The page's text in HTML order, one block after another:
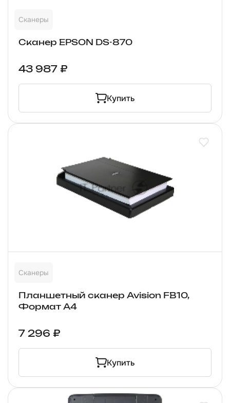
Сканеры
Сканер EPSON DS-870
43 987 ₽
Купить
Сканеры
Планшетный сканер Avision FB10,
Формат А4
7 296 ₽
Купить